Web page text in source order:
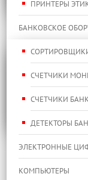
ПРИНТЕРЫ
БАНКОВСКОЕ
СЧЕТЧИКИ
СЧЕТЧИКИ
ДЕТЕКТОРЫ
ЭЛЕКТРОННЫЕ
КОМПЬЮТЕРЫ